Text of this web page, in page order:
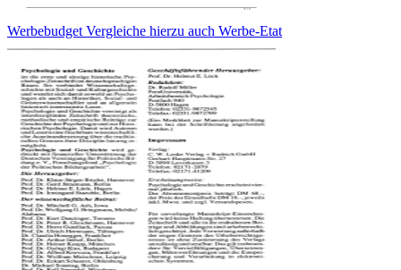
Werbebudget Vergleiche hierzu auch Werbe-Etat